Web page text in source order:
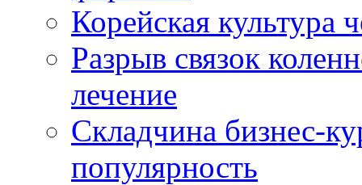
Корейская культура
Разрыв связок
лечение
Складчина бизнес-
популярность